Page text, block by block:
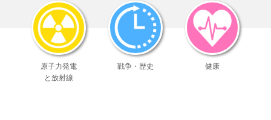
遺体の頭を割って、
すりこぎ棒の形の木で脳みそをすくってこの粥に混ぜた。
食べろと強要されたが食べられなかった・・・・｣
注：頭を割られたのは村長の韓付さんと
武装委員会の張文さんの2人と言われている。
事件を起こした部隊は｢dayan｣と発音していたらし
原子力発電
と放射線
戦争・歴史 健康